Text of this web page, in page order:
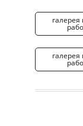
галерея
галерея